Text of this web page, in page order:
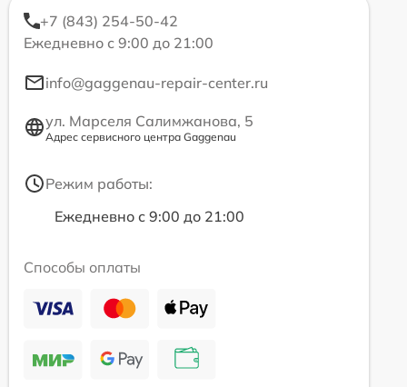
+7 (843) 254-50-42
Ежедневно с 9:00 до 21:00
info@gaggenau-repair-center.ru
ул. Марселя Салимжанова, 5
Адрес сервисного центра Gaggenau
Режим работы:
Ежедневно с 9:00 до 21:00
Способы оплаты